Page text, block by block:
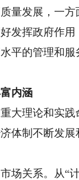
量发展，一
发挥政府作
平的管理和服
内涵
理论和实践
体制不断发
关系。从“